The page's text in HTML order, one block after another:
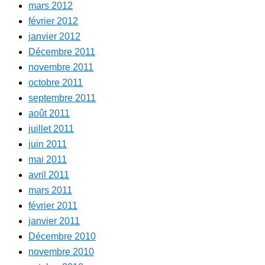
mars 2012
février 2012
janvier 2012
Décembre 2011
novembre 2011
octobre 2011
septembre 2011
août 2011
juillet 2011
juin 2011
mai 2011
avril 2011
mars 2011
février 2011
janvier 2011
Décembre 2010
novembre 2010